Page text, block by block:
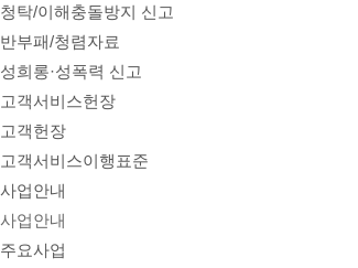
청탁/이해충돌방지 신고
반부패/청렴자료
성희롱·성폭력 신고
고객서비스헌장
고객헌장
고객서비스이행표준
사업안내
사업안내
주요사업